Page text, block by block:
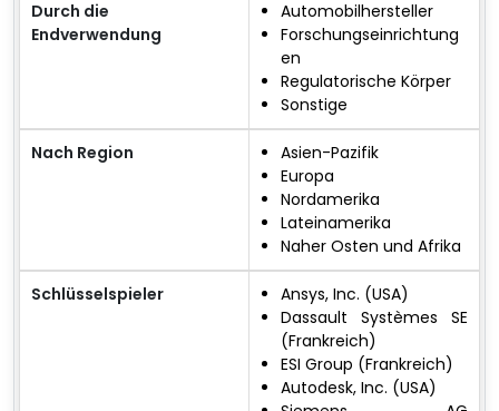
Durch die
Endverwendung
Automobilhersteller
Forschungseinrichtung
en
Regulatorische Körper
Sonstige
Nach Region
Asien-Pazifik
Europa
Nordamerika
Lateinamerika
Naher Osten und Afrika
Schlüsselspieler
Ansys, Inc. (USA)
Dassault Systèmes SE
(Frankreich)
ESI Group (Frankreich)
Autodesk, Inc. (USA)